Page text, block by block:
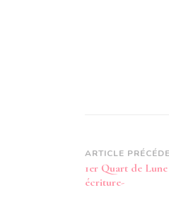
d’article
ARTICLE
1er Quart de
écriture-